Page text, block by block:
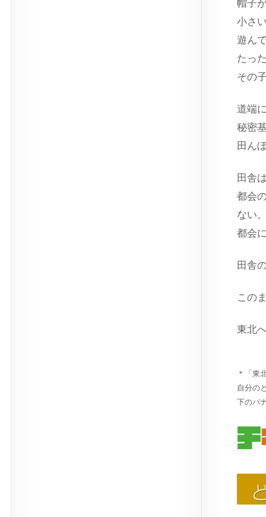
帽子
小さ
遊ん
たっ
その
道端
秘密
田ん
田舎
都会
ない
都会
田舎
この
東北
＊「東
自分の
下のバ